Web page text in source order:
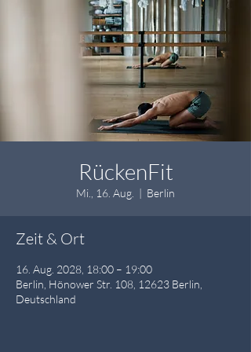
RückenFit
Mi., 16. Aug.
  |
Berlin
Zeit & Ort
16. Aug. 2028, 18:00 – 19:00
Berlin, Hönower Str. 108, 12623 Berlin,
Deutschland